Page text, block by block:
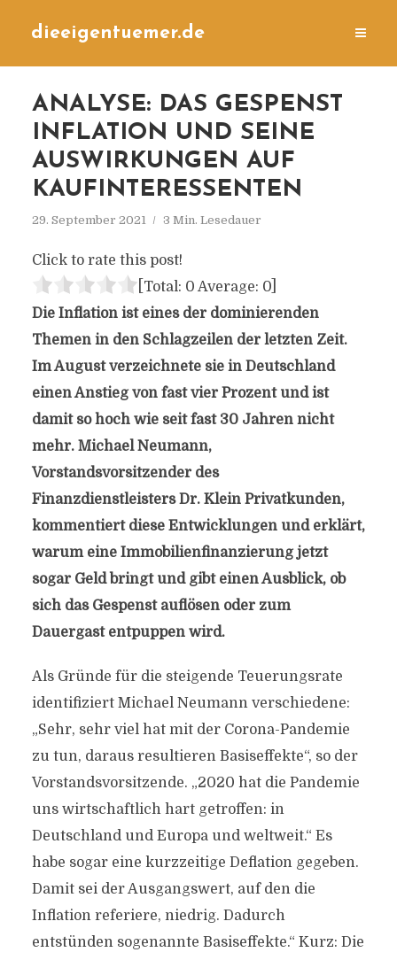
dieeigentuemer.de
ANALYSE: DAS GESPENST
INFLATION UND SEINE
AUSWIRKUNGEN AUF
KAUFINTERESSENTEN
29. September 2021 3 Min. Lesedauer
Click to rate this post!
[Total: 0 Average: 0]
Die Inflation ist eines der dominierenden
Themen in den Schlagzeilen der letzten Zeit.
Im August verzeichnete sie in Deutschland
einen Anstieg von fast vier Prozent und ist
damit so hoch wie seit fast 30 Jahren nicht
mehr. Michael Neumann,
Vorstandsvorsitzender des
Finanzdienstleisters Dr. Klein Privatkunden,
kommentiert diese Entwicklungen und erklärt,
warum eine Immobilienfinanzierung jetzt
sogar Geld bringt und gibt einen Ausblick, ob
sich das Gespenst auflösen oder zum
Dauergast entpuppen wird.
Als Gründe für die steigende Teuerungsrate
identifiziert Michael Neumann verschiedene:
„Sehr, sehr viel hat mit der Corona-Pandemie
zu tun, daraus resultieren Basiseffekte“, so der
Vorstandsvorsitzende. „2020 hat die Pandemie
uns wirtschaftlich hart getroffen: in
Deutschland und Europa und weltweit.“ Es
habe sogar eine kurzzeitige Deflation gegeben.
Damit sei der Ausgangswert, auf den die
Inflation referiere, niedrig. Dadurch
entstünden sogenannte Basiseffekte.“ Kurz: Die